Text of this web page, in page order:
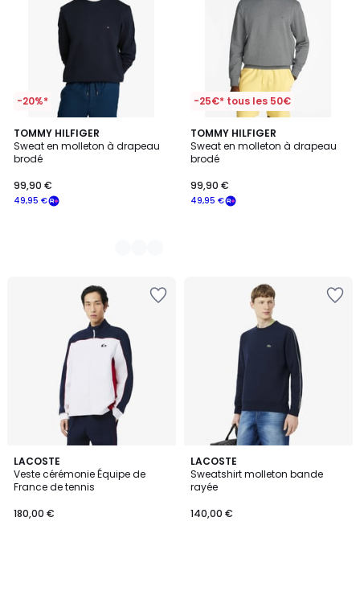
-20%*
TOMMY HILFIGER
Sweat en molleton à drapeau
brodé
49,95 €
99,90 €
5
Couleurs
-25€* tous les 50€
TOMMY HILFIGER
Sweat en molleton à drapeau
brodé
49,95 €
99,90 €
LACOSTE
Veste cérémonie Équipe de
France de tennis
180,00 €
LACOSTE
Sweatshirt molleton bande
rayée
140,00 €